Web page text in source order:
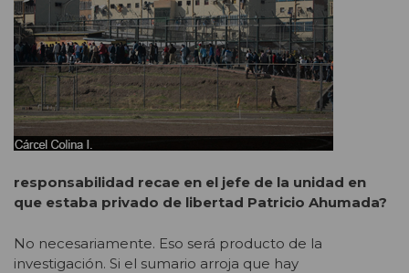
responsabilidad recae en el jefe de la unidad en
que estaba privado de libertad Patricio Ahumada?
No necesariamente. Eso será producto de la
investigación. Si el sumario arroja que hay